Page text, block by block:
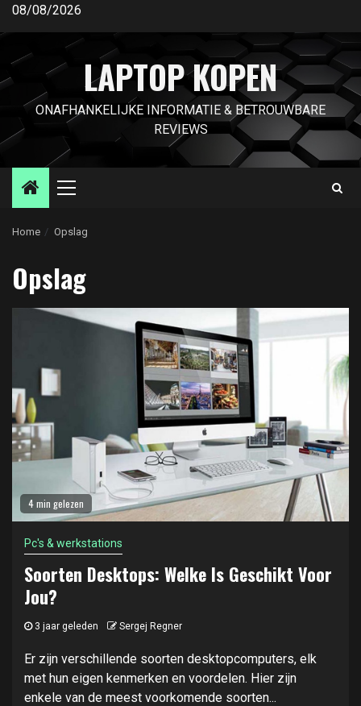
Ga
inhoud
08/08/2026
LAPTOP KOPEN
ONAFHANKELIJKE INFORMATIE & BETROUWBARE
REVIEWS
Primair
Home Opslag
Opslag
4 min gelezen
Pc's & werkstations
Soorten Desktops: Welke Is Geschikt Voor
Jou?
3 jaar geleden Sergej Regner
Er zijn verschillende soorten desktopcomputers, elk
met hun eigen kenmerken en voordelen. Hier zijn
enkele van de meest voorkomende soorten...